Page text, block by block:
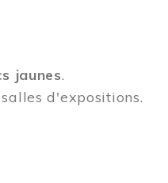
jaunes.
d'expositions.